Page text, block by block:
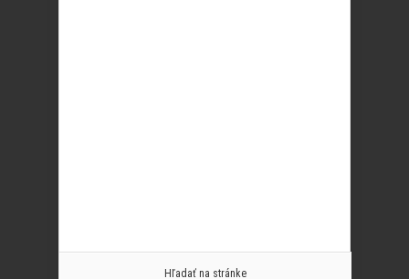
Hľadať na stránke